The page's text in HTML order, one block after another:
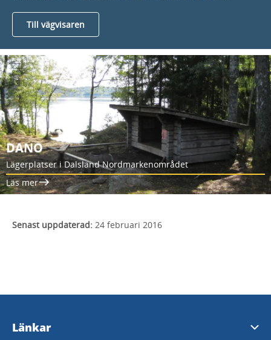
Till vägvisaren
DANO
Lägerplatser i Dalsland Nordmarkenområdet
Läs mer
Senast uppdaterad: 24 februari 2016
Länkar